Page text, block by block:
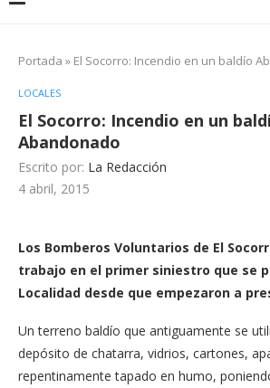
Portada » El Socorro: Incendio en un baldío
LOCALES
El Socorro: Incendio en un
Abandonado
Escrito por: La Redacción
4 abril, 2015
Los Bomberos Voluntarios de El
trabajo en el primer siniestro que se
Localidad desde que empezaron a
Un terreno baldío que antiguamente se
depósito de chatarra, vidrios, cartones,
repentinamente tapado en humo,